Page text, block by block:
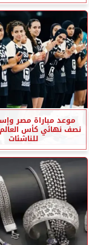
موعد مباراة مصر
نصف نهائي كأس العالم
للناشئات